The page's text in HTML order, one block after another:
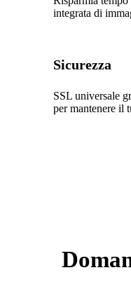
integrata di
Sicurezza
SSL universale
per mantenere il